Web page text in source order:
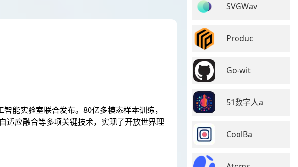
能实验室联合发布。80亿多模态样本训练，
适应融合等多项关键技术，实现了开放世界理
SVGWav
Produc
Go-wit
51数字人a
CoolBa